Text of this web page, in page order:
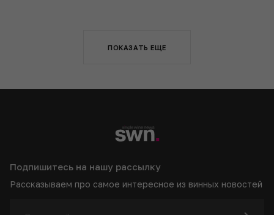
ПОКАЗАТЬ ЕЩЕ
Подпишитесь на нашу рассылку
Рассказываем про самое интересное из винных новостей